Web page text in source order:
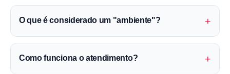
O que é considerado um "ambiente"? +
Como funciona o atendimento? +